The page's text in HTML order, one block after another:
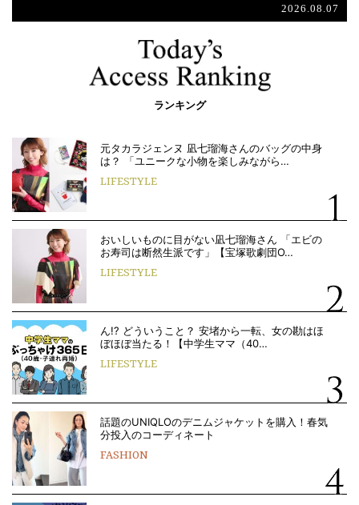
2026.08.07
ランキング
元タカラジェンヌ 凪七瑠海さんのバッグの中身
は？ 「ユニークな小物を楽しみながら…
LIFESTYLE
おいしいものに目がない凪七瑠海さん 「エビの
お寿司は断然生派です」【宝塚歌劇団O…
LIFESTYLE
ん!? どういうこと？ 安堵から一転、女の勘はほ
ぼほぼ当たる！【中学生ママ（40…
LIFESTYLE
話題のUNIQLOのデニムジャケットを購入！春気
分投入のコーディネート
FASHION